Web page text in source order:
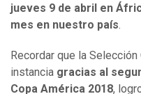
jueves 9 de abril en
mes en nuestro país
Recordar que la
instancia gracias al
Copa América 2018,